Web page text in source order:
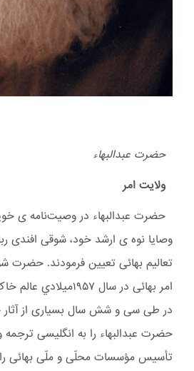
حضرت عبدالبهاء
ولایت امر
حضرت عبدالبهاء در وصیت‌نامه ی
وصایا نوه ی ارشد خود، شوقی افندی
تعالیم بهائی تعیین فرمودند. حضرت
امر بهائی در سال
در طی سی و شش سال بسیاری از آثار
حضرت عبدالبهاء را به انگلیسی
تأسیس مؤسسات محلّی و ملّی بهائی